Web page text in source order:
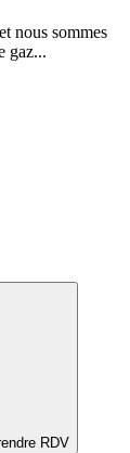
nous sommes
gaz...
RDV